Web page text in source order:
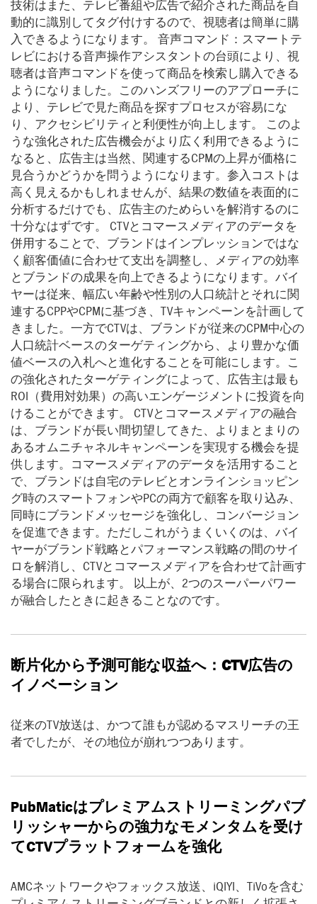
技術はまた、テレビ番組や広告で紹介された商品を自
動的に識別してタグ付けするので、視聴者は簡単に購
入できるようになります。 音声コマンド：スマートテ
レビにおける音声操作アシスタントの台頭により、視
聴者は音声コマンドを使って商品を検索し購入できる
ようになりました。このハンズフリーのアプローチに
より、テレビで見た商品を探すプロセスが容易にな
り、アクセシビリティと利便性が向上します。 このよ
うな強化された広告機会がより広く利用できるように
なると、広告主は当然、関連するCPMの上昇が価格に
見合うかどうかを問うようになります。参入コストは
高く見えるかもしれませんが、結果の数値を表面的に
分析するだけでも、広告主のためらいを解消するのに
十分なはずです。 CTVとコマースメディアのデータを
併用することで、ブランドはインプレッションではな
く顧客価値に合わせて支出を調整し、メディアの効率
とブランドの成果を向上できるようになります。バイ
ヤーは従来、幅広い年齢や性別の人口統計とそれに関
連するCPPやCPMに基づき、TVキャンペーンを計画して
きました。一方でCTVは、ブランドが従来のCPM中心の
人口統計ベースのターゲティングから、より豊かな価
値ベースの入札へと進化することを可能にします。こ
の強化されたターゲティングによって、広告主は最も
ROI（費用対効果）の高いエンゲージメントに投資を向
けることができます。 CTVとコマースメディアの融合
は、ブランドが長い間切望してきた、よりまとまりの
あるオムニチャネルキャンペーンを実現する機会を提
供します。コマースメディアのデータを活用すること
で、ブランドは自宅のテレビとオンラインショッピン
グ時のスマートフォンやPCの両方で顧客を取り込み、
同時にブランドメッセージを強化し、コンバージョン
を促進できます。ただしこれがうまくいくのは、バイ
ヤーがブランド戦略とパフォーマンス戦略の間のサイ
ロを解消し、CTVとコマースメディアを合わせて計画す
る場合に限られます。 以上が、2つのスーパーパワー
が融合したときに起きることなのです。
断片化から予測可能な収益へ ：CTV広告の
イノベーション
従来のTV放送は、かつて誰もが認めるマスリーチの王
者でしたが、その地位が崩れつつあります。
PubMaticはプレミアムストリーミングパブ
リッシャーからの強力なモメンタムを受け
てCTVプラットフォームを強化
AMCネットワークやフォックス放送、iQIYI、TiVoを含む